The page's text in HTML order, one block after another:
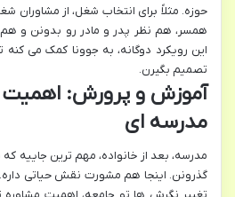
حوزه. مثلاً برای انتخاب شغل، از مشاوران
همسر، هم نظر پدر و مادر رو بدونن و هم
این رویکرد دوگانه، به جوونا کمک می کنه
تصمیم بگیرن.
آموزش و پرورش: اهمیت
مدرسه ای
مدرسه، بعد از خانواده، مهم ترین جاییه
گذرونن. اینجا هم مشورت نقش حیاتی